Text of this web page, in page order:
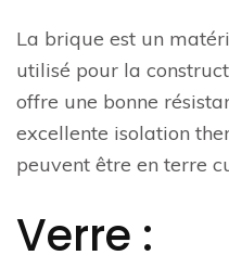
La brique est un
utilisé pour la
offre une bonne
excellente isolation
peuvent être en terre
Verre :